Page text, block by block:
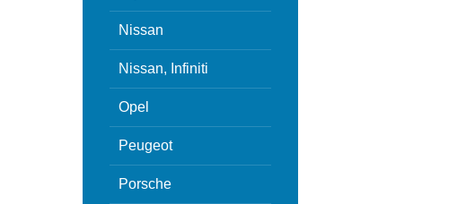
Nissan
Nissan, Infiniti
Opel
Peugeot
Porsche